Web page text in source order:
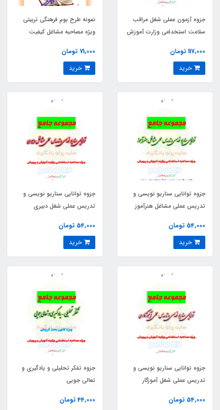
جزوه آزمون عملی شغل مراقب
سلامت استخدامی وزارت آموزش
117,000 تومان
نمونه طرح بوم فرهنگی تربیتی
ویژه مصاحبه مشاغل کیفیت
71,000 تومان
جزوه توانایی سناریو نویسی و
تدریس عملی مشاغل هنرآموز
54,000 تومان
جزوه توانایی سناریو نویسی و
تدریس عملی شغل دبیری
54,000 تومان
جزوه توانایی سناریو نویسی و
تدریس عملی شغل آموزگار
54,000 تومان
جزوه تفکر تحلیلی و یادگیری و
تعالی جویی
44,000 تومان